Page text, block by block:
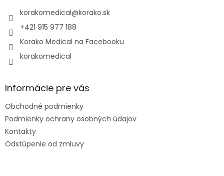
korakomedical@korako.sk
+421 915 977 188
Korako Medical na Facebooku
korakomedical
Informácie pre vás
Obchodné podmienky
Podmienky ochrany osobných údajov
Kontakty
Odstúpenie od zmluvy